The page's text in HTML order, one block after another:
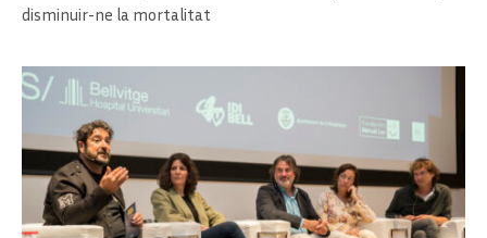
disminuir-ne la mortalitat